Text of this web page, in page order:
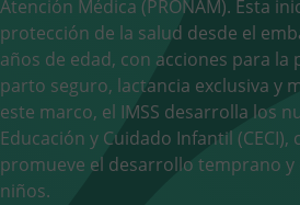
Atención Médica (PRONAM). Esta
protección de la salud desde el
años de edad, con acciones para la
parto seguro, lactancia exclusiva y
este marco, el IMSS desarrolla los
Educación y Cuidado Infantil
promueve el desarrollo temprano y
niños.